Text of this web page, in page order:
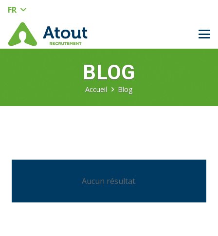
FR
BLOG
Accueil Blog
Aucun résultat.